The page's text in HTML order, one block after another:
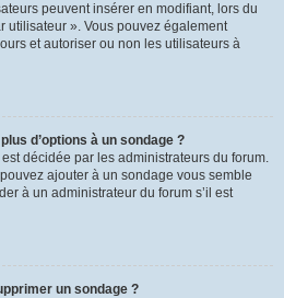
peuvent insérer en modifiant, lors du
utilisateur ». Vous pouvez également
et autoriser ou non les utilisateurs à
d’options à un sondage ?
est décidée par les administrateurs du forum.
ajouter à un sondage vous semble
à un administrateur du forum s’il est
un sondage ?